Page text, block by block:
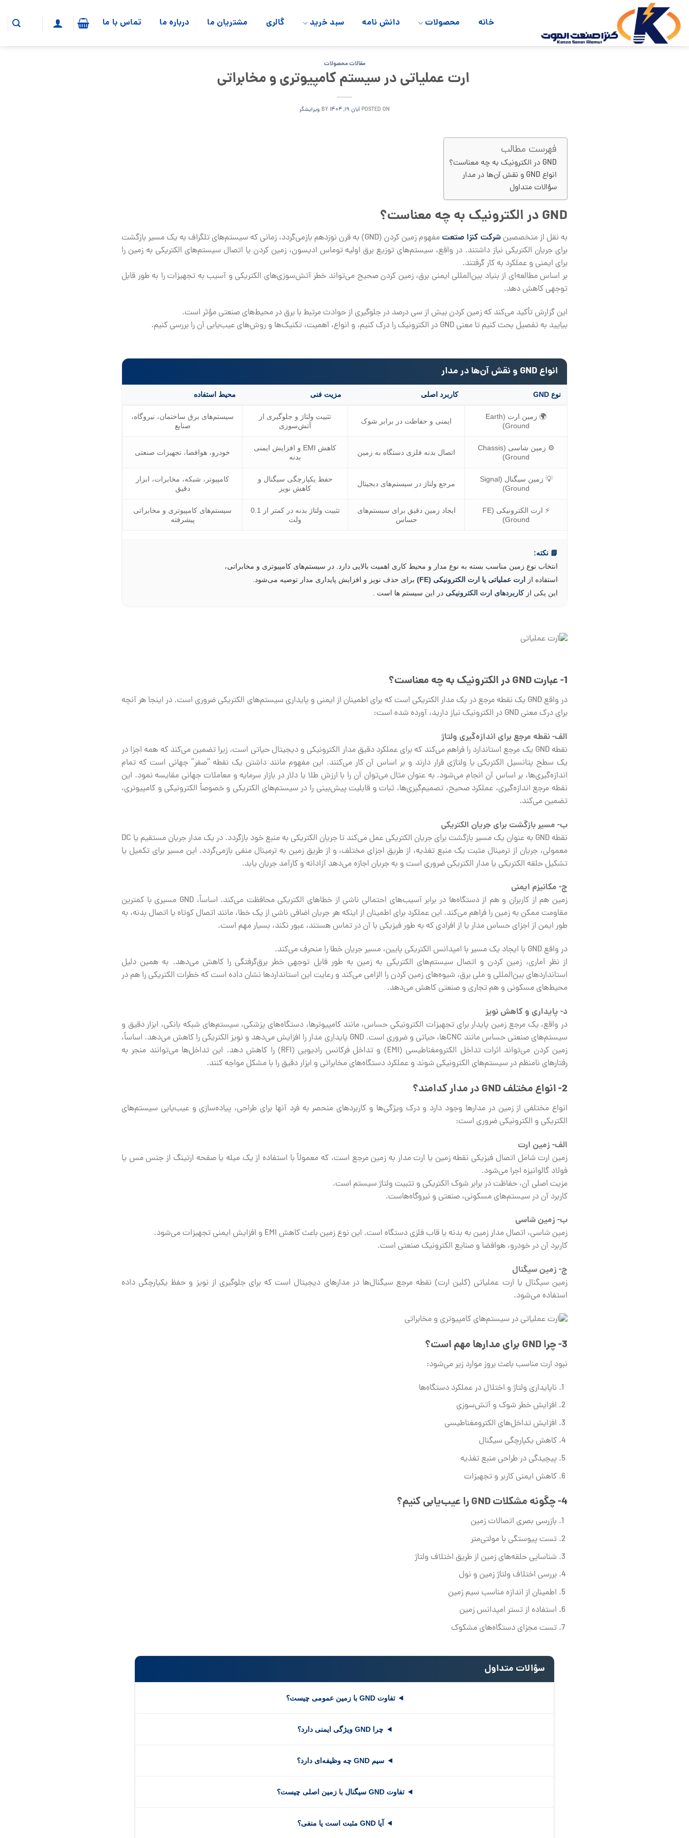
content
خانه محصولات دانش نامه سبد خرید گالری مشتریان ما درباره ما تماس‌ با‌ ما
مقالات محصولات
ارت عملیاتی در سیستم کامپیوتری و مخابراتی
POSTED ON آبان ۱۹, ۱۴۰۴ ویرایشگر
فهرست مطالب
GND در الکترونیک به چه معناست؟
انواع GND و نقش آن‌ها در مدار
سؤالات متداول
GND در الکترونیک به چه معناست؟
به نقل از متخصصین شرکت کنزا صتعت
مفهوم زمین کردن (GND) به قرن نوزدهم بازمی‌گردد، زمانی که سیستم‌های تلگراف به یک مسیر بازگشت
برای جریان الکتریکی نیاز داشتند. در واقع، سیستم‌های توزیع برق اولیه توماس ادیسون، زمین کردن یا اتصال سیستم‌های الکتریکی به زمین را
برای ایمنی و عملکرد به کار گرفتند.
بر اساس مطالعه‌ای از بنیاد بین‌المللی ایمنی برق، زمین کردن صحیح می‌تواند خطر آتش‌سوزی‌های الکتریکی و آسیب به تجهیزات را به طور قابل
توجهی کاهش دهد.
این گزارش تأکید می‌کند که زمین کردن بیش از سی درصد در جلوگیری از حوادث مرتبط با برق در محیط‌های صنعتی مؤثر است.
بیایید به تفصیل بحث کنیم تا معنی GND در الکترونیک را درک کنیم، و انواع، اهمیت، تکنیک‌ها و روش‌های عیب‌یابی آن را بررسی کنیم.
انواع GND و نقش آن‌ها در مدار
نوع GND کاربرد اصلی مزیت فنی محیط استفاده
🌍 زمین ارت (Earth
Ground)
ایمنی و حفاظت در برابر شوک
تثبیت ولتاژ و جلوگیری از
آتش‌سوزی
سیستم‌های برق ساختمان، نیروگاه،
صنایع
⚙️ زمین شاسی (Chassis
Ground)
اتصال بدنه فلزی دستگاه به زمین
کاهش EMI و افزایش ایمنی
بدنه
خودرو، هوافضا، تجهیزات صنعتی
💡 زمین سیگنال (Signal
Ground)
مرجع ولتاژ در سیستم‌های دیجیتال
حفظ یکپارچگی سیگنال و
کاهش نویز
کامپیوتر، شبکه، مخابرات، ابزار
دقیق
⚡ ارت الکترونیکی (FE
Ground)
ایجاد زمین دقیق برای سیستم‌های
حساس
تثبیت ولتاژ بدنه در کمتر از 0.1
ولت
سیستم‌های کامپیوتری و مخابراتی
پیشرفته
📘 نکته:
انتخاب نوع زمین مناسب بسته به نوع مدار و محیط کاری اهمیت بالایی دارد. در سیستم‌های کامپیوتری و مخابراتی،
استفاده از
ارت عملیاتی یا ارت الکترونیکی (FE)
برای حذف نویز و افزایش پایداری مدار توصیه می‌شود.
این یکی از کاربردهای ارت الکترونیکی در این سیستم ها است .
1- عبارت در الکترونیک به چه معناست؟
در واقع GND یک نقطه مرجع در یک مدار الکتریکی است که برای اطمینان از ایمنی و پایداری سیستم‌های الکتریکی ضروری است. در اینجا هر آنچه
برای درک معنی GND در الکترونیک نیاز دارید، آورده شده است:
الف- نقطه مرجع برای اندازه‌گیری ولتاژ
نقطه GND یک مرجع استاندارد را فراهم می‌کند که برای عملکرد دقیق مدار الکترونیکی و دیجیتال حیاتی است، زیرا تضمین می‌کند که همه اجزا در
یک سطح پتانسیل الکتریکی یا ولتاژی قرار دارند و بر اساس آن کار می‌کنند. این مفهوم مانند داشتن یک نقطه “صفر” جهانی است که تمام
اندازه‌گیری‌ها، بر اساس آن انجام می‌شود. به عنوان مثال می‌توان آن را با ارزش طلا یا دلار در بازار سرمایه و معاملات جهانی مقایسه نمود. این
نقطه مرجع اندازه‌گیری، عملکرد صحیح، تصمیم‌گیری‌ها، ثبات و قابلیت پیش‌بینی را در سیستم‌های الکتریکی و خصوصاً الکترونیکی و کامپیوتری،
تضمین می‌کند.
ب- مسیر بازگشت برای جریان الکتریکی
نقطه GND به عنوان یک مسیر بازگشت برای جریان الکتریکی عمل می‌کند تا جریان الکتریکی به منبع خود بازگردد. در یک مدار جریان مستقیم یا DC
معمولی، جریان از ترمینال مثبت یک منبع تغذیه، از طریق اجزای مختلف، و از طریق زمین به ترمینال منفی بازمی‌گردد. این مسیر برای تکمیل یا
تشکیل حلقه الکتریکی یا مدار الکتریکی ضروری است و به جریان اجازه می‌دهد آزادانه و کارآمد جریان یابد.
ج- مکانیزم ایمنی
زمین هم از کاربران و هم از دستگاه‌ها در برابر آسیب‌های احتمالی ناشی از خطاهای الکتریکی محافظت می‌کند. اساساً، GND مسیری با کمترین
مقاومت ممکن به زمین را فراهم می‌کند. این عملکرد برای اطمینان از اینکه هر جریان اضافی ناشی از یک خطا، مانند اتصال کوتاه یا اتصال بدنه، به
طور ایمن از اجزای حساس مدار یا از افرادی که به طور فیزیکی با آن در تماس هستند، عبور نکند، بسیار مهم است.
در واقع GND با ایجاد یک مسیر با امپدانس الکتریکی پایین، مسیر جریان خطا را منحرف می‌کند.
از نظر آماری، زمین کردن و اتصال سیستم‌های الکتریکی به زمین به طور قابل توجهی خطر برق‌گرفتگی را کاهش می‌دهد. به همین دلیل
استانداردهای بین‌المللی و ملی برق، شیوه‌های زمین کردن را الزامی می‌کند و رعایت این استانداردها نشان داده است که خطرات الکتریکی را هم در
محیط‌های مسکونی و هم تجاری و صنعتی کاهش می‌دهد.
د- پایداری و کاهش نویز
در واقع، یک مرجع زمین پایدار برای تجهیزات الکترونیکی حساس، مانند کامپیوترها، دستگاه‌های پزشکی، سیستم‌های شبکه بانکی، ابزار دقیق و
سیستم‌های صنعتی حساس مانند CNC‌ها، حیاتی و ضروری است. GND پایداری مدار را افزایش می‌دهد و نویز الکتریکی را کاهش می‌دهد. اساساً،
زمین کردن می‌تواند اثرات تداخل الکترومغناطیسی (EMI) و تداخل فرکانس رادیویی (RFI) را کاهش دهد. این تداخل‌ها می‌توانند منجر به
رفتارهای نامنظم در سیستم‌های الکترونیکی شوند و عملکرد دستگاه‌های مخابراتی و ابزار دقیق را با مشکل مواجه کنند.
2- انواع مختلف در مدار کدامند؟
انواع مختلفی از زمین در مدارها وجود دارد و درک ویژگی‌ها و کاربردهای منحصر به فرد آنها برای طراحی، پیاده‌سازی و عیب‌یابی سیستم‌های
الکتریکی و الکترونیکی ضروری است:
الف- زمین ارت
زمین ارت شامل اتصال فیزیکی نقطه زمین یا ارت مدار به زمین مرجع است، که معمولاً با استفاده از یک میله یا صفحه ارتینگ از جنس مس یا
فولاد گالوانیزه اجرا می‌شود.
مزیت اصلی آن، حفاظت در برابر شوک الکتریکی و تثبیت ولتاژ سیستم است.
کاربرد آن در سیستم‌های مسکونی، صنعتی و نیروگاه‌هاست.
ب- زمین شاسی
زمین شاسی، اتصال مدار زمین به بدنه یا قاب فلزی دستگاه است. این نوع زمین باعث کاهش EMI و افزایش ایمنی تجهیزات می‌شود.
کاربرد آن در خودرو، هوافضا و صنایع الکترونیک صنعتی است.
ج- زمین سیگنال
زمین سیگنال یا ارت عملیاتی (کلین ارت) نقطه مرجع سیگنال‌ها در مدارهای دیجیتال است که برای جلوگیری از نویز و حفظ یکپارچگی داده
استفاده می‌شود.
3- چرا برای مدارها مهم است؟
نبود ارت مناسب باعث بروز موارد زیر می‌شود:
ناپایداری ولتاژ و اختلال در عملکرد دستگاه‌ها
افزایش خطر شوک و آتش‌سوزی
افزایش تداخل‌های الکترومغناطیسی
کاهش یکپارچگی سیگنال
پیچیدگی در طراحی منبع تغذیه
کاهش ایمنی کاربر و تجهیزات
4- چگونه مشکلات را عیب‌یابی کنیم؟
بازرسی بصری اتصالات زمین
تست پیوستگی با مولتی‌متر
شناسایی حلقه‌های زمین از طریق اختلاف ولتاژ
بررسی اختلاف ولتاژ زمین و نول
اطمینان از اندازه مناسب سیم زمین
استفاده از تستر امپدانس زمین
تست مجزای دستگاه‌های مشکوک
سؤالات متداول
تفاوت GND با زمین عمومی چیست؟
چرا GND ویژگی ایمنی دارد؟
سیم GND چه وظیفه‌ای دارد؟
تفاوت GND سیگنال با زمین اصلی چیست؟
آیا GND مثبت است یا منفی؟